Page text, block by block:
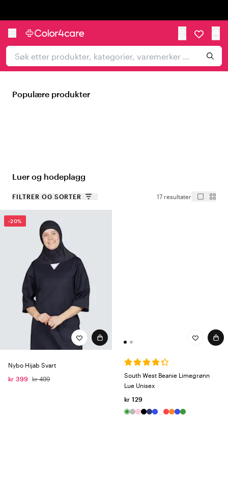
Populære produkter
Luer og hodeplagg
FILTRER OG SORTER 17 resultater
-20%
Nybo Hijab Svart
kr 399
kr 499
South West Beanie Limegrønn
Lue Unisex
kr 129